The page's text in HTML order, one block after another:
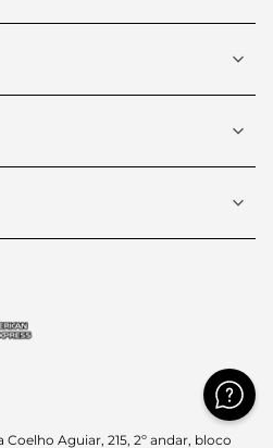
Aguiar, 215, 2º andar, bloco